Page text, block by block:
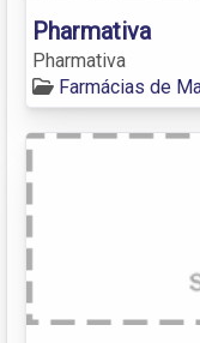
Pharmativa
Pharmativa
Farmácias de